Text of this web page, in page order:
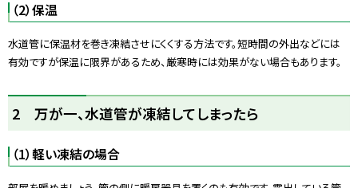
（2）保温
水道管に保温材を巻き凍結させにくくする方法です。短時間の外出などには
有効ですが保温に限界があるため、厳寒時には効果がない場合もあります。
ッ
に
2 万が一、水道管が凍結してしまったら
（1）軽い凍結の場合